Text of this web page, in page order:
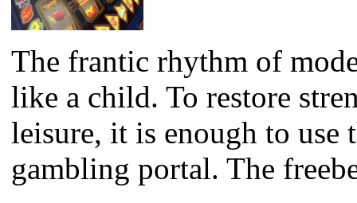
The frantic rhythm of
like a child. To restore
leisure, it is enough to use
gambling portal. The